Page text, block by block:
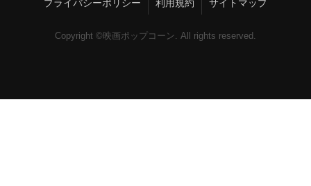
プライバシーポリシー 利用規約 サイトマップ
Copyright ©映画ポップコーン. All rights reserved.